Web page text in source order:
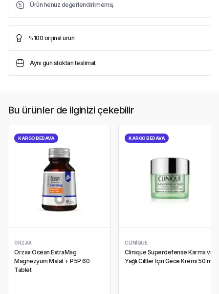
Ürün henüz değerlendirilmemiş
%100 orijinal ürün
Aynı gün stoktan teslimat
Bu ürünler de ilginizi çekebilir
KARGO BEDAVA
ORZAX
Orzax Ocean ExtraMag
Magnezyum Malat + P5P 60
Tablet
KARGO BEDAVA
CLINIQUE
Clinique Superdefense Karma ve
Yağlı Ciltler İçin Gece Kremi 50 ml